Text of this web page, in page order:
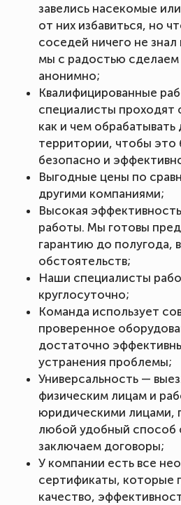
завелись насекомые
от них избавиться, но
соседей ничего не
мы с радостью сделаем
анонимно;
Квалифицированные
специалисты проходят
как и чем обрабатывать
территории, чтобы это
безопасно и
Выгодные цены по
другими компаниями;
Высокая
работы. Мы готовы
гарантию до полугода,
обстоятельств;
Наши специалисты
круглосуточно;
Команда использует
проверенное
достаточно
устранения проблемы;
Универсальность —
физическим лицам и
юридическими лицами,
любой удобный способ
заключаем договоры;
У компании есть все
сертификаты, которые
качество,